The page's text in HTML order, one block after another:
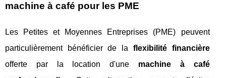
machine à café pour les PME
Les Petites et Moyennes Entreprises (PME) peuvent
particulièrement bénéficier de la flexibilité financière
offerte par la location d'une machine à café